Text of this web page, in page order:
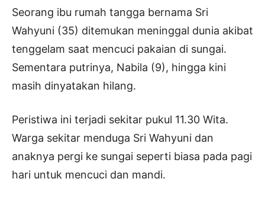
Seorang ibu rumah tangga bernama Sri
Wahyuni (35) ditemukan meninggal dunia akibat
tenggelam saat mencuci pakaian di sungai.
Sementara putrinya, Nabila (9), hingga kini
masih dinyatakan hilang.
Peristiwa ini terjadi sekitar pukul 11.30 Wita.
Warga sekitar menduga Sri Wahyuni dan
anaknya pergi ke sungai seperti biasa pada pagi
hari untuk mencuci dan mandi.